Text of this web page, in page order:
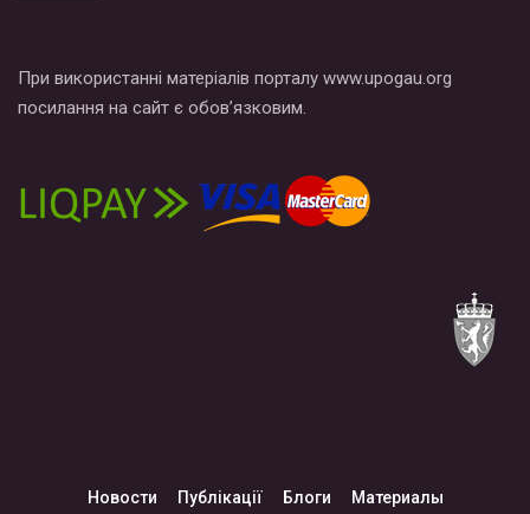
При використанні матеріалів порталу www.upogau.org
посилання на сайт є обов’язковим.
Новости Публікації Блоги Материалы